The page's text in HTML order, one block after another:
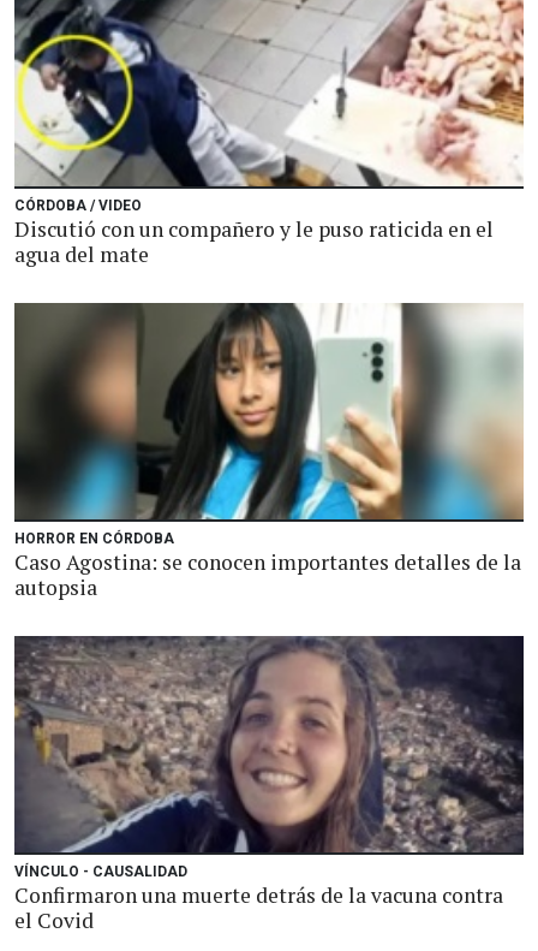
CÓRDOBA / VIDEO
Discutió con un compañero y le puso raticida en el
agua del mate
HORROR EN CÓRDOBA
Caso Agostina: se conocen importantes detalles de la
autopsia
VÍNCULO - CAUSALIDAD
Confirmaron una muerte detrás de la vacuna contra
el Covid